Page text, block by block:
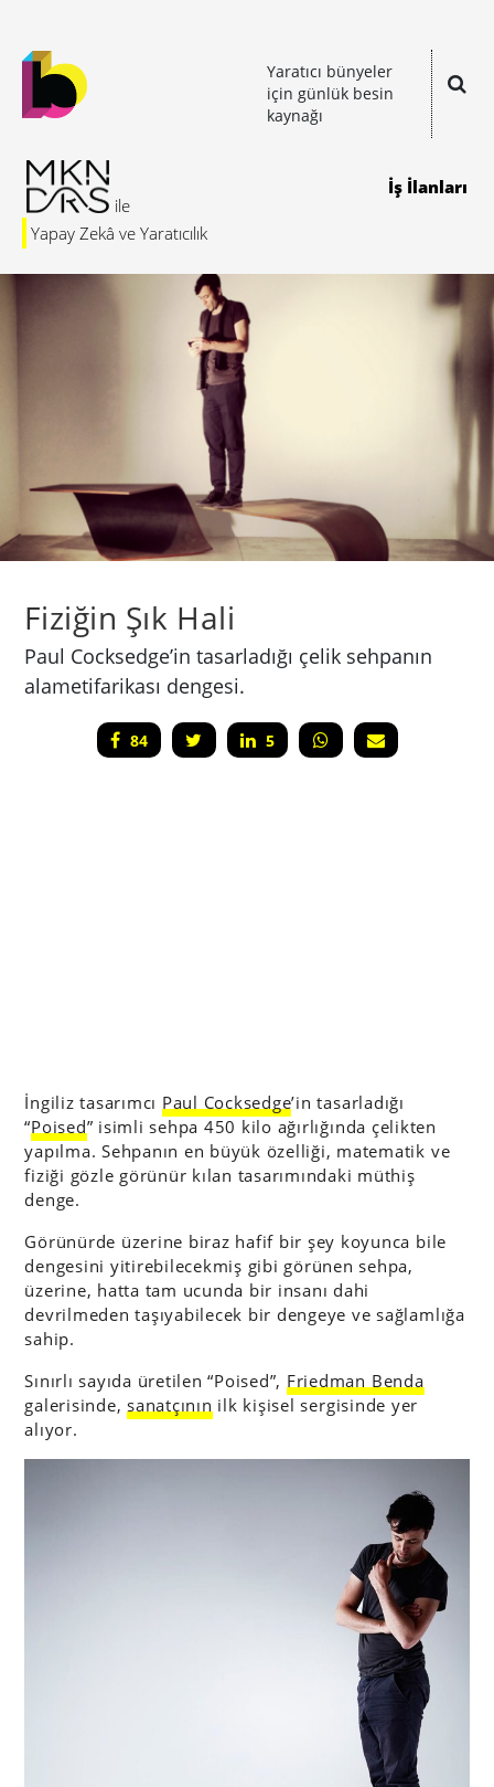
Yaratıcı bünyeler
için günlük besin
kaynağı
Yapay Zekâ ve Yaratıcılık
İş İlanları
Fiziğin Şık Hali
Paul Cocksedge’in tasarladığı çelik sehpanın
alametifarikası dengesi.
84 5
İngiliz tasarımcı Paul Cocksedge’in tasarladığı
“Poised” isimli sehpa 450 kilo ağırlığında çelikten
yapılma. Sehpanın en büyük özelliği, matematik ve
fiziği gözle görünür kılan tasarımındaki müthiş
denge.
Görünürde üzerine biraz hafif bir şey koyunca bile
dengesini yitirebilecekmiş gibi görünen sehpa,
üzerine, hatta tam ucunda bir insanı dahi
devrilmeden taşıyabilecek bir dengeye ve sağlamlığa
sahip.
Sınırlı sayıda üretilen “Poised”, Friedman Benda
galerisinde,sanatçının ilk kişisel sergisinde yer
alıyor.